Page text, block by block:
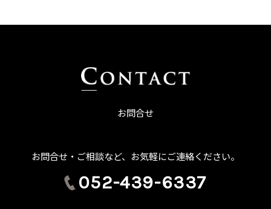
お問合せ
お問合せ・ご相談など、お気軽にご連絡ください。
052-439-6337